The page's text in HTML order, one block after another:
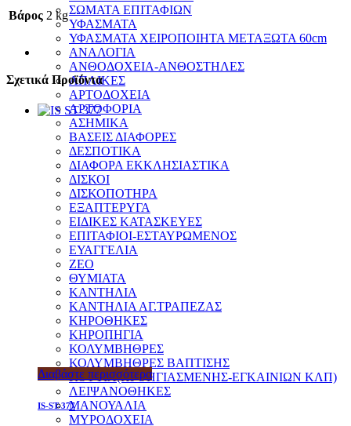
ΣΩΜΑΤΑ ΕΠΙΤΑΦΙΩΝ
ΥΦΑΣΜΑΤΑ
ΥΦΑΣΜΑΤΑ ΧΕΙΡΟΠΟΙΗΤΑ ΜΕΤΑΞΩΤΑ 60cm
ΑΝΑΛΟΓΙΑ
ΑΝΘΟΔΟΧΕΙΑ-ΑΝΘΟΣΤΗΛΕΣ
ΑΠΛΙΚΕΣ
ΑΡΤΟΔΟΧΕΙΑ
ΑΡΤΟΦΟΡΙΑ
ΑΣΗΜΙΚΑ
ΒΑΣΕΙΣ ΔΙΑΦΟΡΕΣ
ΔΕΣΠΟΤΙΚΑ
ΔΙΑΦΟΡΑ ΕΚΚΛΗΣΙΑΣΤΙΚΑ
ΔΙΣΚΟΙ
ΔΙΣΚΟΠΟΤΗΡΑ
ΕΞΑΠΤΕΡΥΓΑ
ΕΙΔΙΚΕΣ ΚΑΤΑΣΚΕΥΕΣ
ΕΠΙΤΑΦΙΟΙ-ΕΣΤΑΥΡΩΜΕΝΟΣ
ΕΥΑΓΓΕΛΙΑ
ΖΕΟ
ΘΥΜΙΑΤΑ
ΚΑΝΤΗΛΙΑ
ΚΑΝΤΗΛΙΑ ΑΓ.ΤΡΑΠΕΖΑΣ
ΚΗΡΟΘΗΚΕΣ
ΚΗΡΟΠΗΓΙΑ
ΚΟΛΥΜΒΗΘΡΕΣ
ΚΟΛΥΜΒΗΘΡΕΣ ΒΑΠΤΙΣΗΣ
ΚΟΥΤΙΑ(ΠΡΟΗΓΙΑΣΜΕΝΗΣ-ΕΓΚΑΙΝΙΩΝ ΚΛΠ)
ΛΕΙΨΑΝΟΘΗΚΕΣ
ΜΑΝΟΥΑΛΙΑ
ΜΥΡΟΔΟΧΕΙΑ
Βάρος 2 kg
Σχετικά Προϊόντα
Διαβάστε περισσότερα
IS-ST-377